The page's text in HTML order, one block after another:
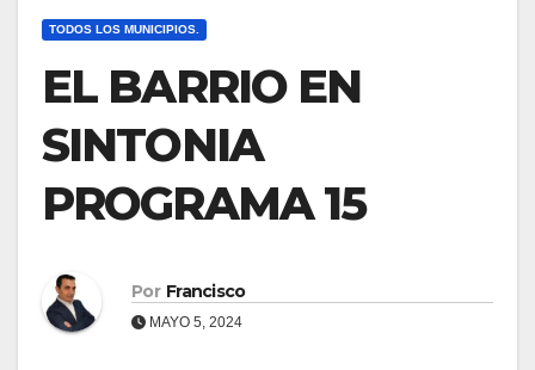
TODOS LOS MUNICIPIOS.
EL BARRIO EN
SINTONIA
PROGRAMA 15
Por Francisco
MAYO 5, 2024